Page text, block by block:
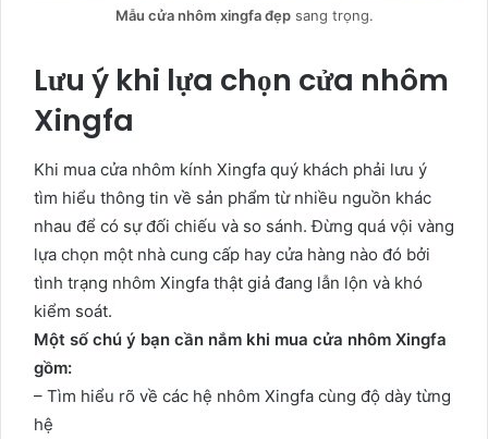
Mẫu cửa nhôm xingfa đẹpsang trọng.
Lưu ý khi lựa chọn cửa nhôm
Xingfa
Khi mua cửa nhôm kính Xingfa quý khách phải lưu ý
tìm hiểu thông tin về sản phẩm từ nhiều nguồn khác
nhau để có sự đối chiếu và so sánh. Đừng quá vội vàng
lựa chọn một nhà cung cấp hay cửa hàng nào đó bởi
tình trạng nhôm Xingfa thật giả đang lẫn lộn và khó
kiểm soát.
Một số chú ý bạn cần nắm khi mua cửa nhôm Xingfa
gồm:
– Tìm hiểu rõ về các hệ nhôm Xingfa cùng độ dày từng
hệ